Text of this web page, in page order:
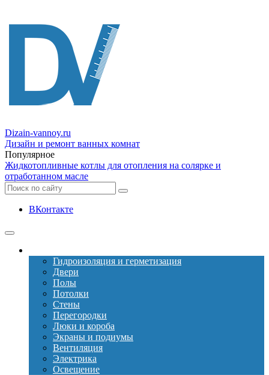
Dizain-vannoy.ru
Дизайн и ремонт ванных комнат
Популярное
Жидкотопливные котлы для отопления на солярке и
отработанном масле
ВКонтакте
Гидроизоляция и герметизация
Двери
Полы
Потолки
Стены
Перегородки
Люки и короба
Экраны и подиумы
Вентиляция
Электрика
Освещение